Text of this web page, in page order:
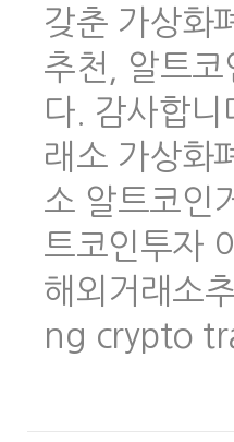
갖춘 가상화
추천, 알트코
다. 감사합
래소 가상화
소 알트코인
트코인투자
해외거래소
ng crypto